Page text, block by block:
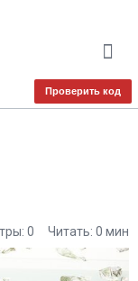
Проверить код
Читать: 0 мин
0